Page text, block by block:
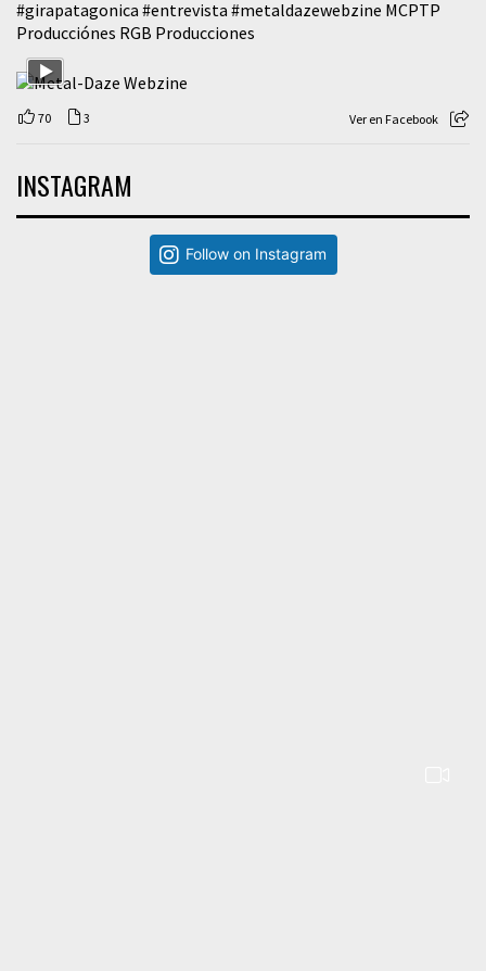
#girapatagonica #entrevista #metaldazewebzine MCPTP
Producciónes RGB Producciones
70 3 Ver en Facebook
INSTAGRAM
Follow on Instagram